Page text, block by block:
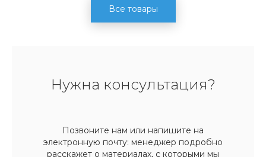
Все товары
Нужна консультация?
Позвоните нам или напишите на
электронную почту: менеджер подробно
расскажет о материалах, с которыми мы